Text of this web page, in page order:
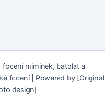
miminek, batolat a
focení | Powered by [Original
design]